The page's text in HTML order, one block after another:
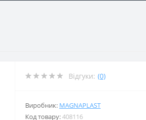
Відгуки: (0)
Виробник: MAGNAPLAST
Код товару:408116